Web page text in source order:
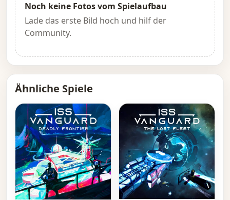
Noch keine Fotos vom Spielaufbau
Lade das erste Bild hoch und hilf der
Community.
Ähnliche Spiele